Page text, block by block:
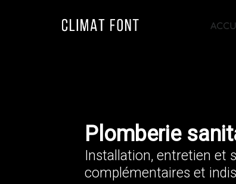
Plomberie
Installation, entretien et
complémentaires et